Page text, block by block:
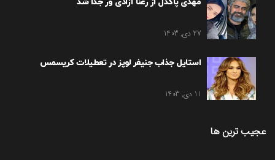
27 دی, 1403
استایل جذاب جنیفر لوپز در تعطیلات کریسمس
11 دی, 1403
عجیب ترین ها